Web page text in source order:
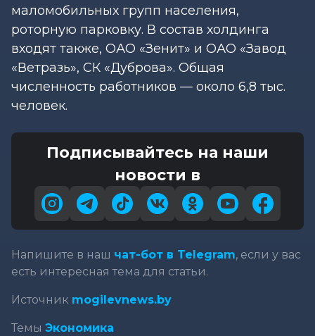
маломобильных групп населения,
роторную парковку. В состав холдинга
входят также, ОАО «Зенит» и ОАО «Завод
«Ветразь», СК «Дуброва». Общая
численность работников — около 6,8 тыс.
человек.
Подписывайтесь на наши
новости в
Напишите в наш чат-бот в Telegram, если у вас
есть интересная тема для статьи.
Источник mogilevnews.by
Темы Экономика